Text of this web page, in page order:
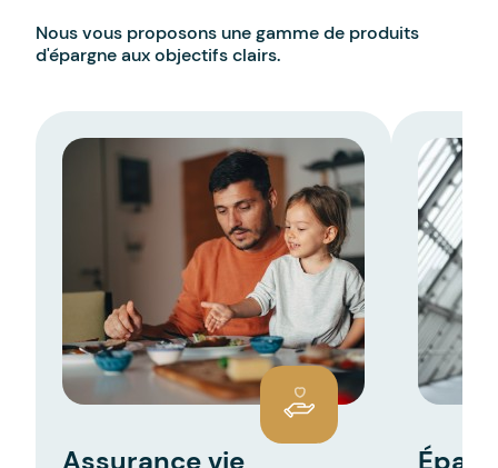
Nous vous proposons une gamme de produits
d'épargne aux objectifs clairs.
Assurance vie